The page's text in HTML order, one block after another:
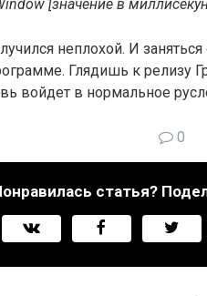
[значение в
неплохой. И
Глядишь к релизу
войдет в нормальное
0
статья?